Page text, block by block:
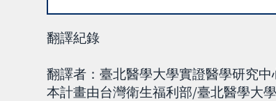
翻譯紀錄
翻譯者：臺北醫學大學實證醫學研究中
本計畫由台灣衛生福利部/臺北醫學大